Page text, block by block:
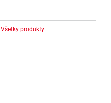
Všetky produkty